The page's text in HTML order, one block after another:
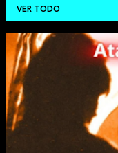
VER TODO
E
t
r
a